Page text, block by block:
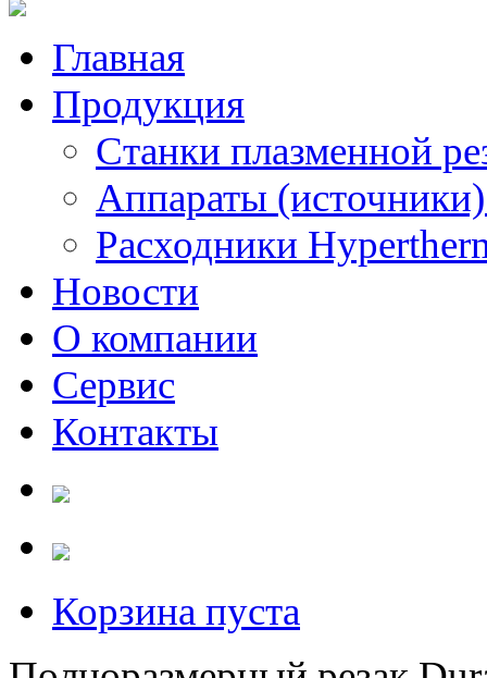
Главная
Продукция
Станки плазменной
Аппараты
Расходники
Новости
О компании
Сервис
Контакты
Корзина пуста